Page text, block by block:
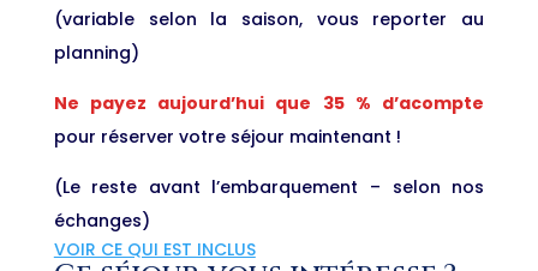
(variable selon la saison, vous reporter au
planning)
Ne payez aujourd’hui que 35 % d’acompte
pour réserver votre séjour maintenant !
(Le reste avant l’embarquement – selon nos
échanges)
VOIR CE QUI EST INCLUS